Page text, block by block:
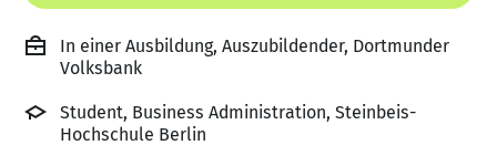
In einer Ausbildung, Auszubildender, Dortmunder
Volksbank
Student, Business Administration, Steinbeis-
Hochschule Berlin